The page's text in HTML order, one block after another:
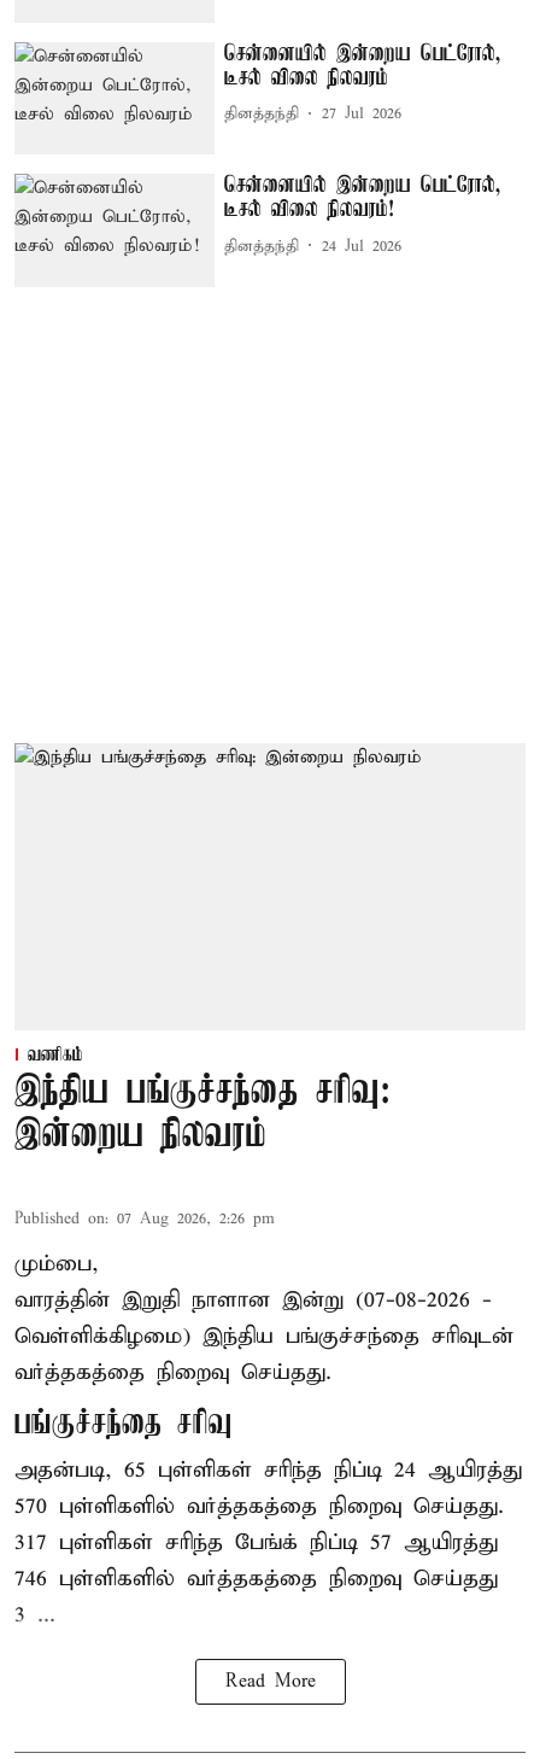
சென்னையில் இன்றைய பெட்ரோல்,
டீசல் விலை நிலவரம்
தினத்தந்தி 27 Jul 2026
சென்னையில் இன்றைய பெட்ரோல்,
டீசல் விலை நிலவரம்!
தினத்தந்தி 24 Jul 2026
வணிகம்
இந்திய பங்குச்சந்தை சரிவு:
இன்றைய நிலவரம்
Published on: 07 Aug 2026, 2:26 pm
மும்பை,
வாரத்தின் இறுதி நாளான இன்று (07-08-2026 -
வெள்ளிக்கிழமை) இந்திய பங்குச்சந்தை சரிவுடன்
வர்த்தகத்தை நிறைவு செய்தது.
பங்குச்சந்தை சரிவு
அதன்படி, 65 புள்ளிகள் சரிந்த நிப்டி 24 ஆயிரத்து
570 புள்ளிகளில் வர்த்தகத்தை நிறைவு செய்தது.
317 புள்ளிகள் சரிந்த பேங்க் நிப்டி 57 ஆயிரத்து
746 புள்ளிகளில் வர்த்தகத்தை நிறைவு செய்தது
3 ...
Read More